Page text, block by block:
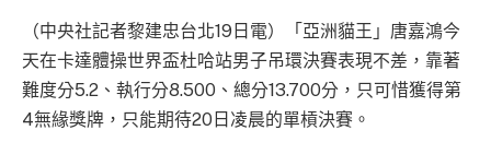
（中央社記者黎建忠台北19日電）「亞洲貓王」唐嘉鴻今
天在卡達體操世界盃杜哈站男子吊環決賽表現不差，靠著
難度分5.2、執行分8.500、總分13.700分，只可惜獲得第
4無緣獎牌，只能期待20日凌晨的單槓決賽。